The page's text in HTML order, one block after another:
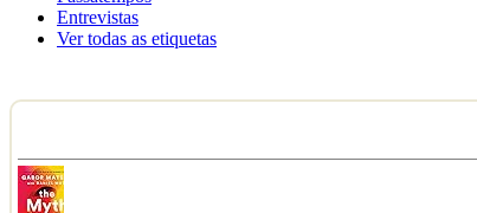
Entrevistas
Ver todas as etiquetas